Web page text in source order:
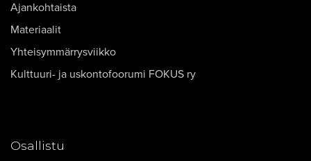
Ajankohtaista
Materiaalit
Yhteisymmärrysviikko
Kulttuuri- ja uskontofoorumi FOKUS ry
Osallistu